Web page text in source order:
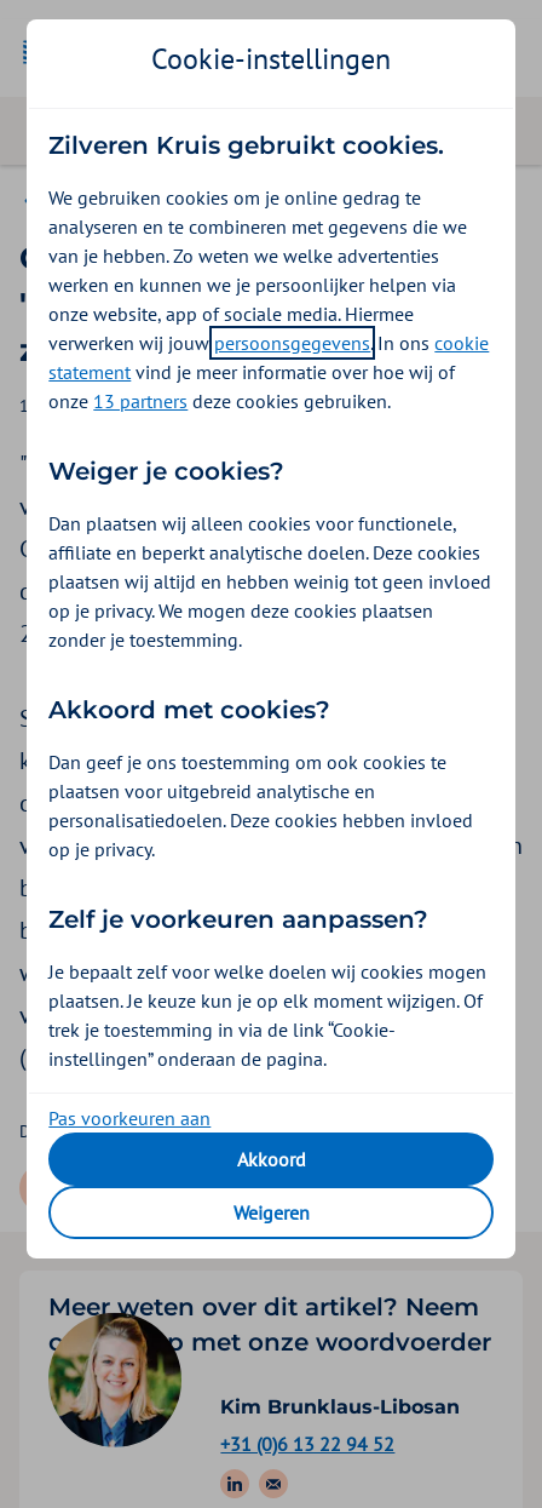
Zilveren Kruis voor pers en media
Georgette Fijneman:
"Uiteindelijk gaan die het
zorglandschap veranderen"
19-04-2024 Kim Brunklaus-Libosan
"Uiteindelijk gaan die het zorglandschap
veranderen": aldus onze bestuursvoorzitter
Georgette Fijneman, in de Deloitte Outlook voor
de Nederlandse pensioen- en verzekeringsmarkt
2024.
Sinds 2017 brengt Deloitte deze Outlook één
keer per jaar uit. Het geeft een overzicht van de
ontwikkelingen in de pensioens- en
verzekeringssector. Deze ontwikkelingen worden
besproken met verschillende bestuurders van
bedrijven binnen deze sector. Benieuwd naar
welke ontwikkelingen het zorglandschap gaan
veranderen volgens Georgette? Je leest hethier
(p.35).
Deel dit artikel via:
Meer weten over dit artikel? Neem
contact op met onze woordvoerder
Kim Brunklaus-Libosan
+31 (0)6 13 22 94 52
Cookie-instellingen
Zilveren Kruis gebruikt cookies.
We gebruiken cookies om je online gedrag te
analyseren en te combineren met gegevens die we
van je hebben. Zo weten we welke advertenties
werken en kunnen we je persoonlijker helpen via
onze website, app of sociale media. Hiermee
verwerken wij jouw persoonsgegevens. In onscookie
statementvind je meer informatie over hoe wij of
onze 13 partners deze cookies gebruiken.
Weiger je cookies?
Dan plaatsen wij alleen cookies voor functionele,
affiliate en beperkt analytische doelen. Deze cookies
plaatsen wij altijd en hebben weinig tot geen invloed
op je privacy. We mogen deze cookies plaatsen
zonder je toestemming.
Akkoord met cookies?
Dan geef je ons toestemming om ook cookies te
plaatsen voor uitgebreid analytische en
personalisatiedoelen. Deze cookies hebben invloed
op je privacy.
Zelf je voorkeuren aanpassen?
Je bepaalt zelf voor welke doelen wij cookies mogen
plaatsen. Je keuze kun je op elk moment wijzigen. Of
trek je toestemming in via de link “Cookie-
instellingen” onderaan de pagina.
Pas voorkeuren aan
Akkoord
Weigeren